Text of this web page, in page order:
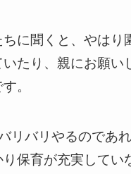
ちに聞くと、やはり
たり、親にお願い
。
リバリやるのであ
り保育が充実してい